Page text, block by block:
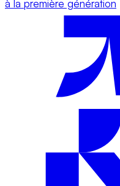
à la première génération